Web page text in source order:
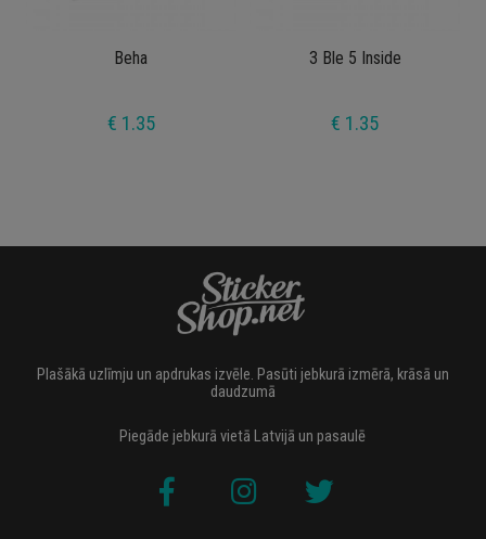
Beha
€ 1.35
3 Ble 5 Inside
€ 1.35
Plašākā uzlīmju un apdrukas izvēle. Pasūti jebkurā izmērā, krāsā un
daudzumā
Piegāde jebkurā vietā Latvijā un pasaulē